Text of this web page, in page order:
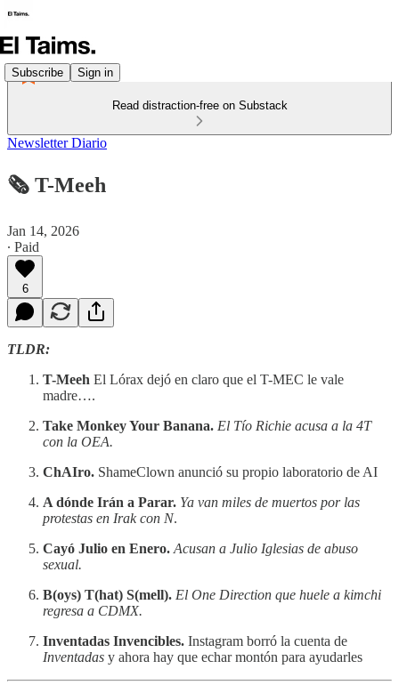
Subscribe Sign in
Read distraction-free on Substack
Newsletter Diario
🗞️ T-Meeh
Jan 14, 2026
∙ Paid
6
TLDR:
T-Meeh El Lórax dejó en claro que el T-MEC le vale
madre….
Take Monkey Your Banana. El Tío Richie acusa a la 4T
con la OEA.
ChAIro. ShameClown anunció su propio laboratorio de AI
A dónde Irán a Parar. Ya van miles de muertos por las
protestas en Irak con N.
Cayó Julio en Enero. Acusan a Julio Iglesias de abuso
sexual.
B(oys) T(hat) S(mell). El One Direction que huele a kimchi
regresa a CDMX.
Inventadas Invencibles. Instagram borró la cuenta de
Inventadas y ahora hay que echar montón para ayudarles